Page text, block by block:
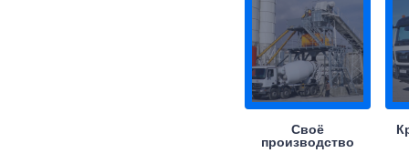
Своё
производство